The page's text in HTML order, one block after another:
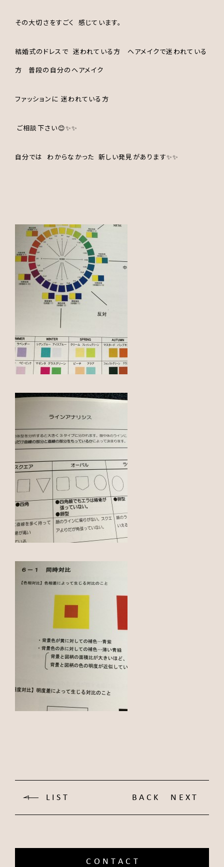
その大切さをすごく 感じています。
結婚式のドレスで 迷われている方 ヘアメイクで迷われている
方 普段の自分のヘアメイク
ファッションに 迷われている方
ご相談下さい😊✨✨
自分では わからなかった 新しい発見があります✨✨
LIST BACK NEXT
CONTACT